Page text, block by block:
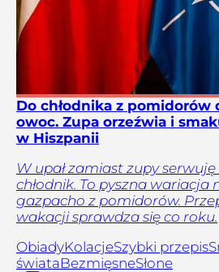
Do chłodnika z pomidorów
owoc. Zupa orzeźwia i
w Hiszpanii
W upał zamiast zupy
chłodnik. To pyszna wariacja
gazpacho z pomidorów.
wakacji sprawdza się co roku.
ObiadyKolacjeSzybki przepis
świataBezmięsneSłone